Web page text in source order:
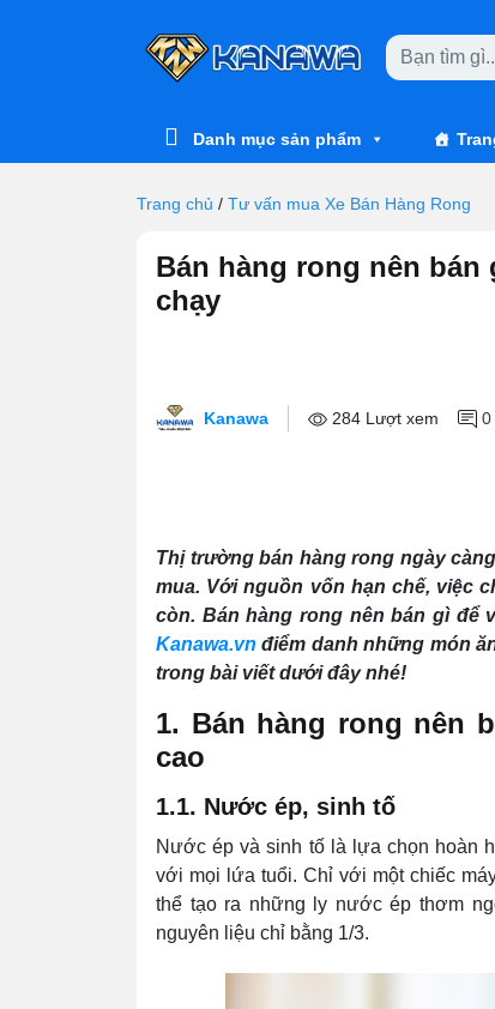
Danh mục sản phẩm
Trang chủ / Tư vấn mua Xe Bán Hàng Rong
Bán hàng rong nên
chạy
Kanawa 284 Lượt xem 0
Thị trường bán hàng rong ngày
mua. Với nguồn vốn hạn chế, việc
còn. Bán hàng rong nên bán gì để
Kanawa.vn điểm danh những món
trong bài viết dưới đây nhé!
1. Bán hàng rong nên
cao
1.1. Nước ép, sinh tố
Nước ép và sinh tố là lựa chọn hoàn
với mọi lứa tuổi. Chỉ với một chiếc
thể tạo ra những ly nước ép thơm
nguyên liệu chỉ bằng 1/3.